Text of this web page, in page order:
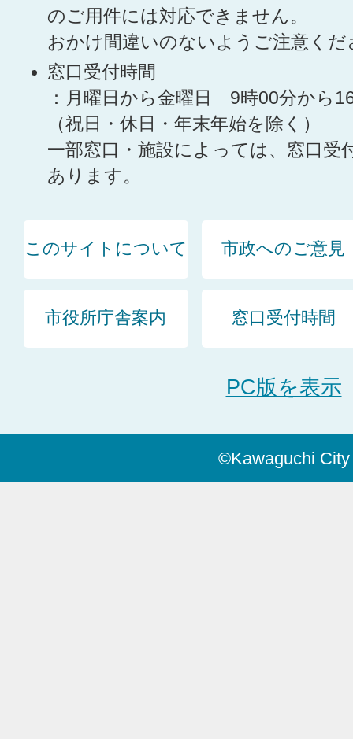
のご用件には対応できません。
おかけ間違いのないようご注意くだ
窓口受付時間
：月曜日から金曜日 9時00分から
（祝日・休日・年末年始を除く）
一部窓口・施設によっては、窓口受
あります。
このサイトについて 市政へのご意見
市役所庁舎案内 窓口受付時間
PC版を表示
©Kawaguchi City